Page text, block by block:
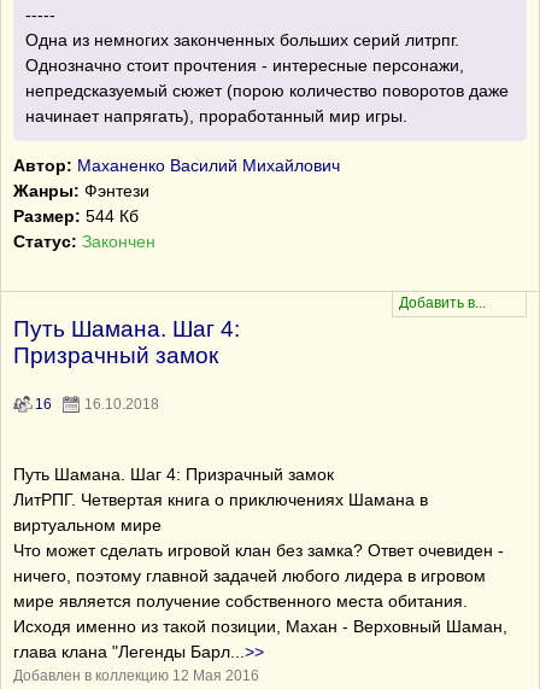
-----
Одна из немногих законченных больших серий литрпг.
Однозначно стоит прочтения - интересные персонажи,
непредсказуемый сюжет (порою количество поворотов даже
начинает напрягать), проработанный мир игры.
Автор: Маханенко Василий Михайлович
Жанры: Фэнтези
Размер: 544 Кб
Статус: Закончен
Путь Шамана. Шаг 4:
Призрачный замок
16 16.10.2018
Путь Шамана. Шаг 4: Призрачный замок
ЛитРПГ. Четвертая книга о приключениях Шамана в
виртуальном мире
Что может сделать игровой клан без замка? Ответ очевиден -
ничего, поэтому главной задачей любого лидера в игровом
мире является получение собственного места обитания.
Исходя именно из такой позиции, Махан - Верховный Шаман,
глава клана "Легенды Барл
>>
Добавлен в коллекцию 12 Мая 2016